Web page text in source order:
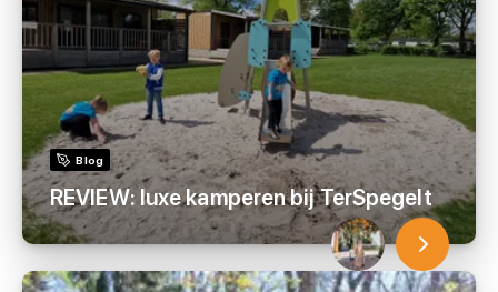
Blog
REVIEW: luxe kamperen bij TerSpegelt